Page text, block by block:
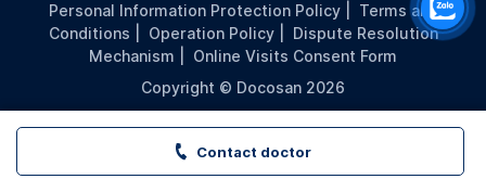
Contact doctor
Personal Information Protection Policy
Terms and
Conditions
Operation Policy
Dispute Resolution
Mechanism
Online Visits Consent Form
Copyright © Docosan 2026